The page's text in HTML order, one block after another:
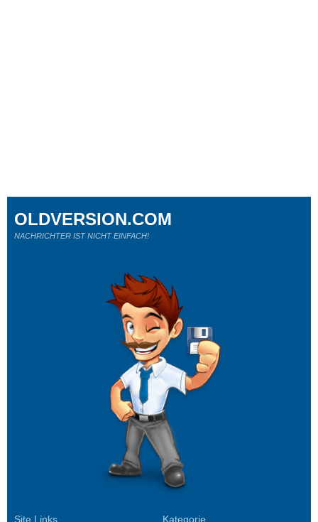
Site Links Kategorie
OLDVERSION.COM
NACHRICHTER IST NICHT EINFACH!